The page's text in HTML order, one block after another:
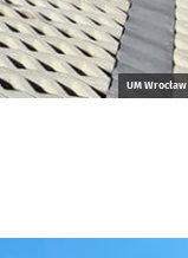
UM Wrocław